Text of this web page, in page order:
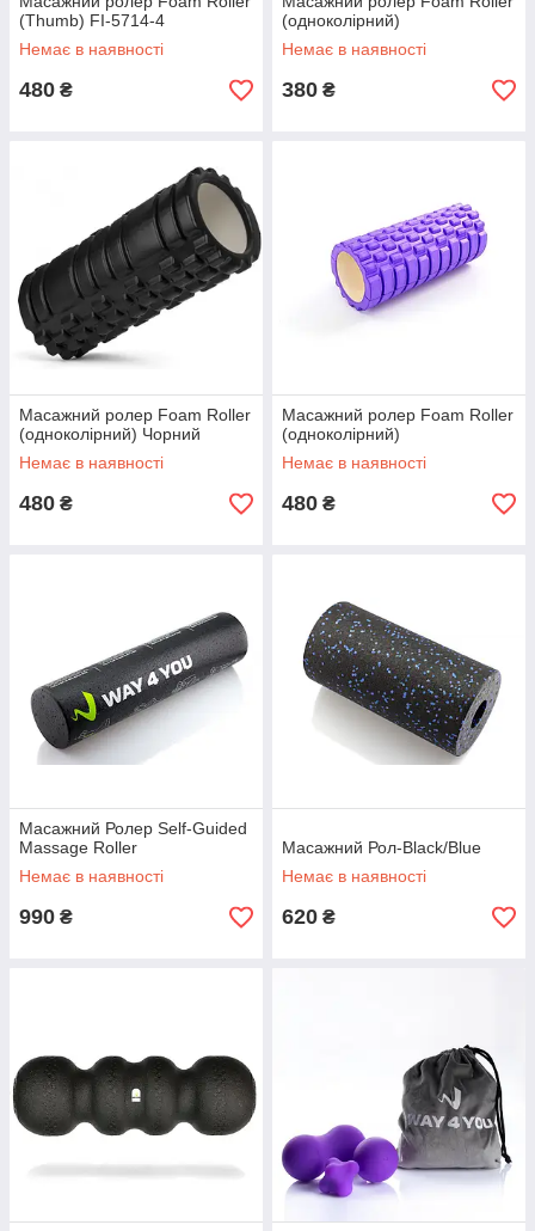
(Thumb) FI-5714-4
Немає в наявності
480 ₴
(одноколірний)
Немає в наявності
380 ₴
Масажний ролер Foam Roller
(одноколірний) Чорний
Немає в наявності
480 ₴
Масажний ролер Foam Roller
(одноколірний)
Немає в наявності
480 ₴
Масажний Ролер Self-Guided
Massage Roller
Немає в наявності
990 ₴
Масажний Рол-Black/Blue
Немає в наявності
620 ₴